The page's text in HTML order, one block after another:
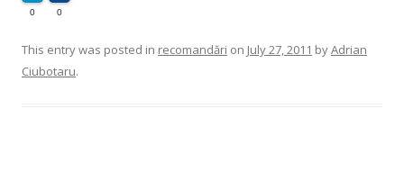
0 0
This entry was posted in recomandări on July 27, 2011 byAdrian
Ciubotaru.